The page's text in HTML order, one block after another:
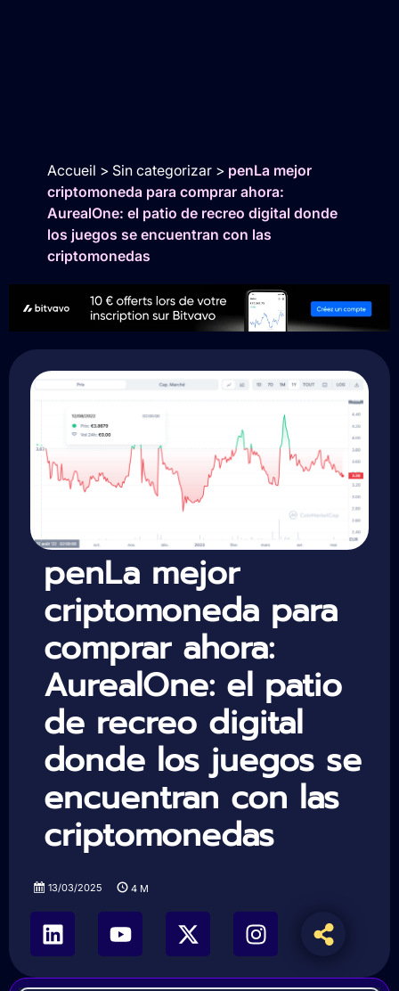
Accueil > Sin categorizar> penLa mejor
criptomoneda para comprar ahora:
AurealOne: el patio de recreo digital donde
los juegos se encuentran con las
criptomonedas
penLa mejor
criptomoneda para
comprar ahora:
AurealOne: el patio
de recreo digital
donde los juegos se
encuentran con las
criptomonedas
13/03/2025 4 M